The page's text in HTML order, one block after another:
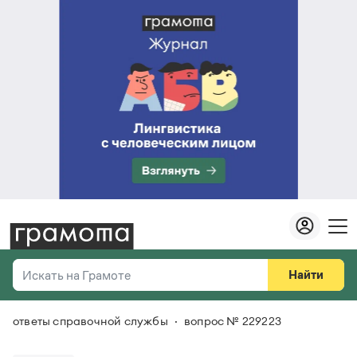
Искать на Грамоте
Справочная служба
Найти
Везде
ответы справочной службы вопрос № 229223